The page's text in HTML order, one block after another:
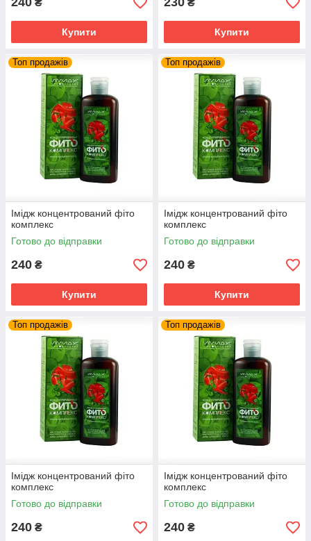
₴
Купити
₴
Купити
Топ продажів
Імідж концентрований фіто
комплекс
Готово до відправки
240 ₴
Купити
Топ продажів
Імідж концентрований фіто
комплекс
Готово до відправки
240 ₴
Купити
Топ продажів
Імідж концентрований фіто
комплекс
Готово до відправки
240 ₴
Топ продажів
Імідж концентрований фіто
комплекс
Готово до відправки
240 ₴